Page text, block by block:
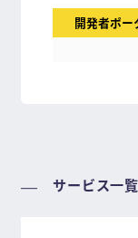
開発者ポ
サービス一覧